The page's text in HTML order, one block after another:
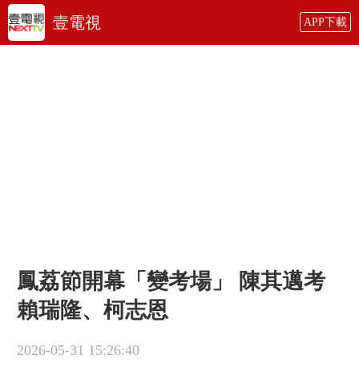
壹電視 APP下載
鳳荔節開幕「變考場」 陳其邁考
賴瑞隆、柯志恩
2026-05-31 15:26:40